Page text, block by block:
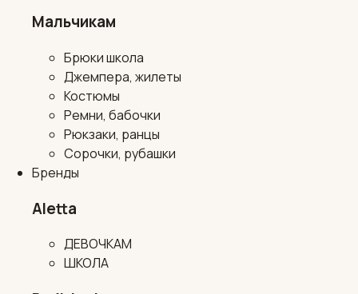
Мальчикам
Брюки школа
Джемпера, жилеты
Костюмы
Ремни, бабочки
Рюкзаки, ранцы
Сорочки, рубашки
Бренды
Aletta
ДЕВОЧКАМ
ШКОЛА